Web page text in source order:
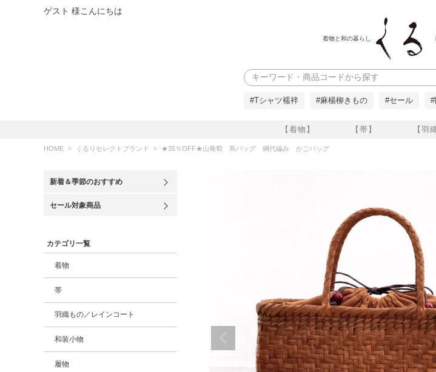
ゲスト 様こんにちは
着物と和の暮らし
【着物】 【帯】 【羽
検索
#Tシャツ襦袢 #麻楊柳きもの #セール
HOME くるりセレクトブランド ★35％OFF★山葡萄 蔦バッグ 綱代編み かごバッグ
新着＆季節のおすすめ
セール対象商品
カテゴリ一覧
着物
帯
羽織もの／レインコート
和装小物
履物